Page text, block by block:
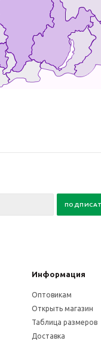
Информация
Оптовикам
Открыть магазин
Таблица размеров
Доставка